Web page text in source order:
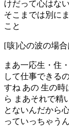
けだって心はな
そこまでは別に
こと
[咳]心の波の場合
まあ一応生・住
して仕事できる
すね あの 生の
ら まあそれで精
とないんだから
っていっちゃう